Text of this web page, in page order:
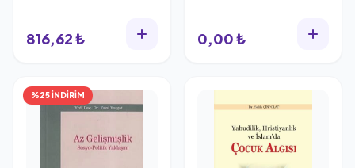
816,62 ₺ 0,00 ₺
%25 İNDİRİM